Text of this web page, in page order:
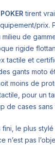
tirent
prix.
de
rigide
tactile et
gants moto
moins de
pour un
de cases
fini, le plus
n’est pas